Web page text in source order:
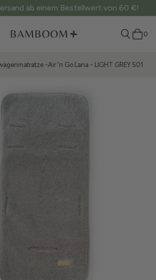
ab einem Bestellwert von 60 €!
0
-Air 'n Go Lana - LIGHT GREY 501